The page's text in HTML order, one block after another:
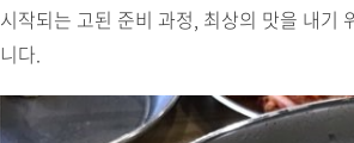
시작되는 고된 준비 과정, 최상의 맛을 내기
니다.